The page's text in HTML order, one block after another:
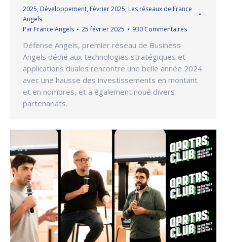
2025, Développement, Février 2025, Les réseaux de France
Angels
Par France Angels 25 février 2025 930 Commentaires
Défense Angels, premier réseau de Business
Angels dédié aux technologies stratégiques et
applications duales rencontre une belle année 2024
avec une hausse des investissements en montant
et en nombres, et a également noué divers
partenariats.